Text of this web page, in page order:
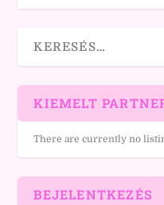
KIEMELT
There are currently no
BEJELENTKEZÉS